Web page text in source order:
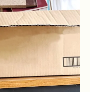
片付けを効率化
収納グッズの選び
理収納アドバイ
い収納ポイント